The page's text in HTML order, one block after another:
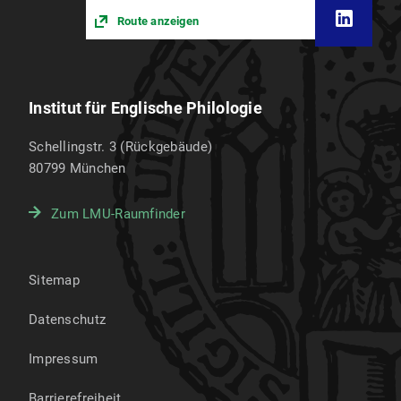
Route anzeigen
Institut für Englische Philologie
Schellingstr. 3 (Rückgebäude)
80799 München
Zum LMU-Raumfinder
Sitemap
Datenschutz
Impressum